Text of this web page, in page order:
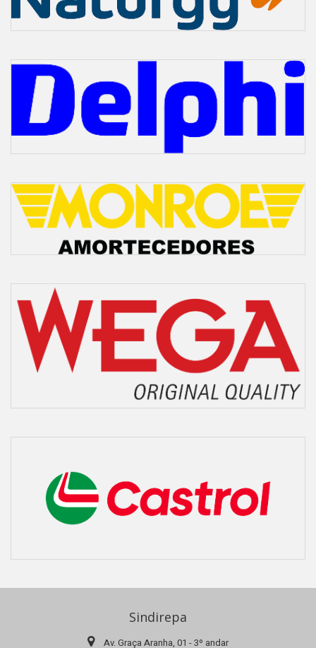
Sindirepa
Av. Graça Aranha, 01 - 3º andar